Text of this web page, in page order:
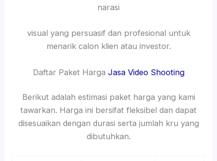
narasi
visual yang persuasif dan profesional untuk
menarik calon klien atau investor.
Daftar Paket Harga Jasa Video Shooting
Berikut adalah estimasi paket harga yang kami
tawarkan. Harga ini bersifat fleksibel dan dapat
disesuaikan dengan durasi serta jumlah kru yang
dibutuhkan.